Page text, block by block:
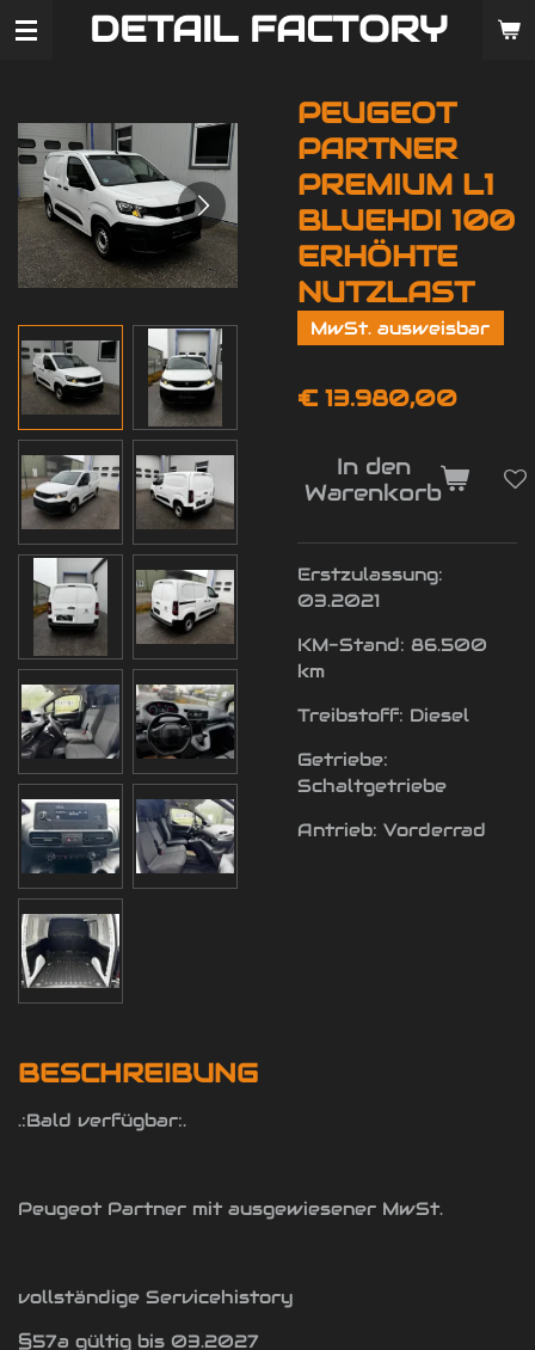
Zum
DETAIL FACTORY
PEUGEOT
PARTNER
PREMIUM L1
BLUEHDI 100
ERHÖHTE
NUTZLAST
MwSt. ausweisbar
€ 13.980,00
In den
Warenkorb
Erstzulassung:
03.2021
KM-Stand: 86.500
km
Treibstoff: Diesel
Getriebe:
Schaltgetriebe
Antrieb: Vorderrad
BESCHREIBUNG
.:Bald verfügbar:.
Peugeot Partner mit ausgewiesener MwSt.
vollständige Servicehistory
§57a gültig bis 03.2027